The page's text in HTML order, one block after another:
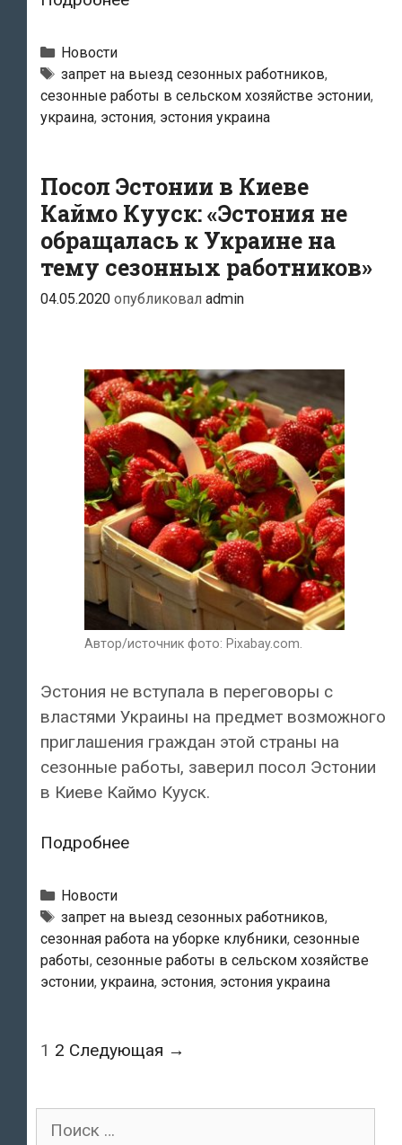
от
государства
открыть
иностранных
сезонных
рабочих
Рубрики
Новости
Теги
запрет на выезд сезонных работников,
сезонные работы в сельском хозяйстве эстонии,
украина, эстония, эстония украина
Посол Эстонии в Киеве
Каймо Кууск: «Эстония не
обращалась к Украине на
тему сезонных работников»
04.05.2020 опубликовал admin
Автор/источник фото: Pixabay.com.
Эстония не вступала в переговоры с
властями Украины на предмет возможного
приглашения граждан этой страны на
сезонные работы, заверил посол Эстонии
в Киеве Каймо Кууск.
ПодробнееПосол
Киеве
Каймо
Кууск:
«Эстония
обращалась
Рубрики
Новости
Теги
запрет на выезд сезонных работников,
сезонная работа на уборке клубники, сезонные
работы, сезонные работы в сельском хозяйстве
эстонии, украина, эстония, эстония украина
Post
1 2 Следующая →